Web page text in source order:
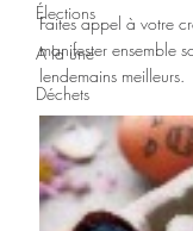
Élections
A la une
Déchets
Faites appel à votre
manifester ensemble
lendemains meilleurs.